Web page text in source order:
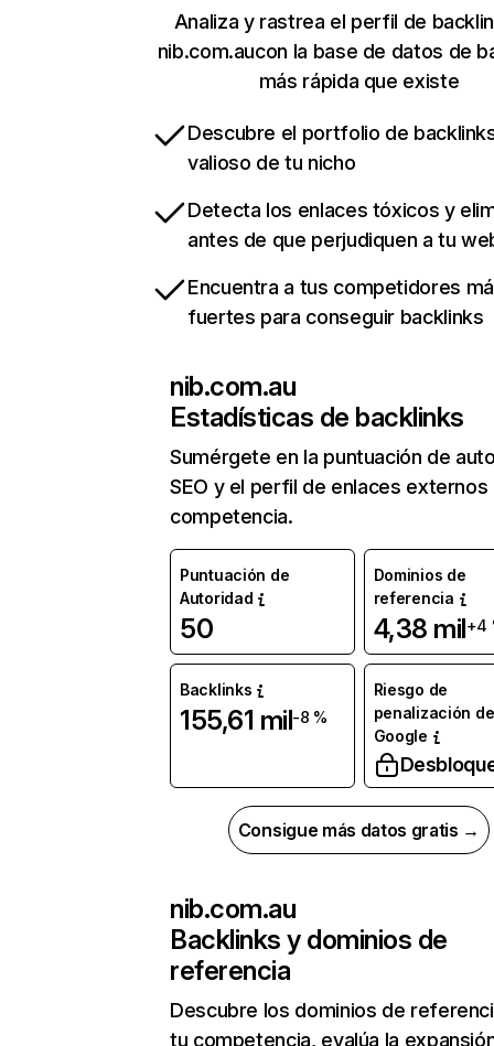
Analiza y rastrea el perfil de
nib.com.aucon la base de datos de
más rápida que existe
Descubre el portfolio de
valioso de tu nicho
Detecta los enlaces tóxicos y
antes de que perjudiquen a tu
Encuentra a tus competidores
fuertes para conseguir backlinks
nib.com.au
Estadísticas de backlinks
Sumérgete en la puntuación de
SEO y el perfil de enlaces externos
competencia.
Puntuación de
Autoridad
50
Dominios de
referencia
4,38 mil+4
Backlinks
155,61 mil-8 %
Riesgo de
penalización de
Google
Consigue más datos gratis →
nib.com.au
Backlinks y dominios de
referencia
Descubre los dominios de
tu competencia, evalúa la